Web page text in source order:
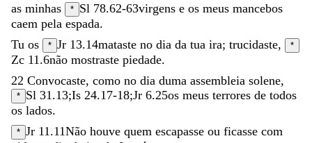
as minhas * Sl 78.62-63virgens e os meus mancebos
caem pela espada.
Tu os * Jr 13.14mataste no dia da tua ira; trucidaste, *
Zc 11.6não mostraste piedade.
22 Convocaste, como no dia duma assembleia solene,
* Sl 31.13;Is 24.17-18;Jr 6.25os meus terrores de todos
os lados.
* Jr 11.11Não houve quem escapasse ou ficasse com